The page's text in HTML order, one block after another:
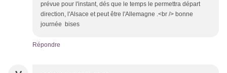
prévue pour l'instant, dés que le temps le permettra départ
direction, l'Alsace et peut être l'Allemagne .<br /> bonne
journée bises
Répondre